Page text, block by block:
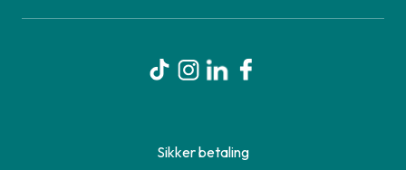
Sikker betaling